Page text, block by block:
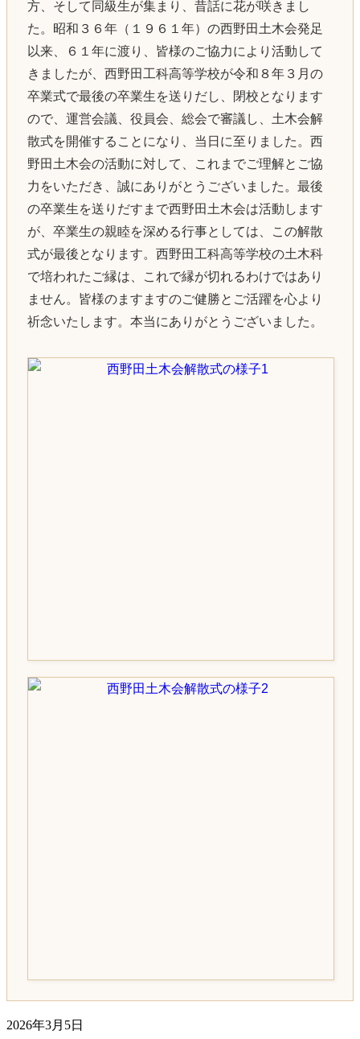
方、そして同級生が集まり、昔話に花が咲きまし
た。昭和３６年（１９６１年）の西野田土木会発足
以来、６１年に渡り、皆様のご協力により活動して
きましたが、西野田工科高等学校が令和８年３月の
卒業式で最後の卒業生を送りだし、閉校となります
ので、運営会議、役員会、総会で審議し、土木会解
散式を開催することになり、当日に至りました。西
野田土木会の活動に対して、これまでご理解とご協
力をいただき、誠にありがとうございました。最後
の卒業生を送りだすまで西野田土木会は活動します
が、卒業生の親睦を深める行事としては、この解散
式が最後となります。西野田工科高等学校の土木科
で培われたご縁は、これで縁が切れるわけではあり
ません。皆様のますますのご健勝とご活躍を心より
祈念いたします。本当にありがとうございました。
2026年3月5日